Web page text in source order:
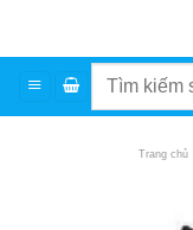
Trang chủ